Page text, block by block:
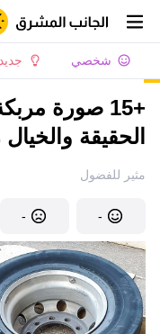
شخصي جديد
+15 صورة
الحقيقة والخيال
مثير للفضول
-
-